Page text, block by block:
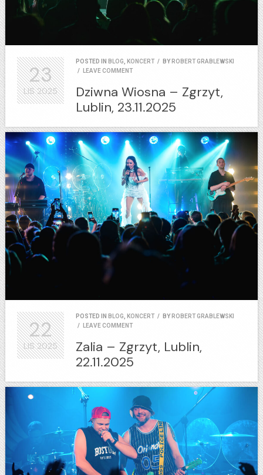
POSTED IN BLOG, KONCERT / BY ROBERT GRABLEWSKI
/
LEAVE COMMENT
Dziwna Wiosna – Zgrzyt,
Lublin, 23.11.2025
23
LIS2025
POSTED IN BLOG, KONCERT / BY ROBERT GRABLEWSKI
/
LEAVE COMMENT
Zalia – Zgrzyt, Lublin,
22.11.2025
22
LIS2025